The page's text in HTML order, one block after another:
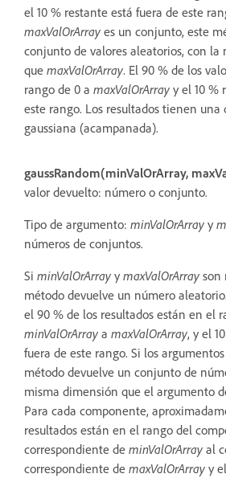
el 10 % restante está fuera de este
maxValOrArray es un conjunto, este
conjunto de valores aleatorios, con la
que maxValOrArray. El 90 % de los
rango de 0 a maxValOrArray y el 10 %
este rango. Los resultados tienen una
gaussiana (acampanada).
gaussRandom(minValOrArray,
valor devuelto: número o conjunto.
Tipo de argumento: minValOrArray y
números de conjuntos.
Si minValOrArray y maxValOrArray son
método devuelve un número
el 90 % de los resultados están en el
minValOrArray a maxValOrArray, y el
fuera de este rango. Si los
método devuelve un conjunto de
misma dimensión que el argumento
Para cada componente,
resultados están en el rango del
correspondiente de minValOrArray al
correspondiente de maxValOrArray y